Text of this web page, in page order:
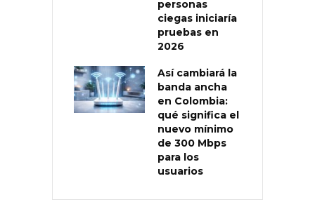
personas
ciegas iniciaría
pruebas en
2026
Así cambiará la
banda ancha
en Colombia:
qué significa el
nuevo mínimo
de 300 Mbps
para los
usuarios